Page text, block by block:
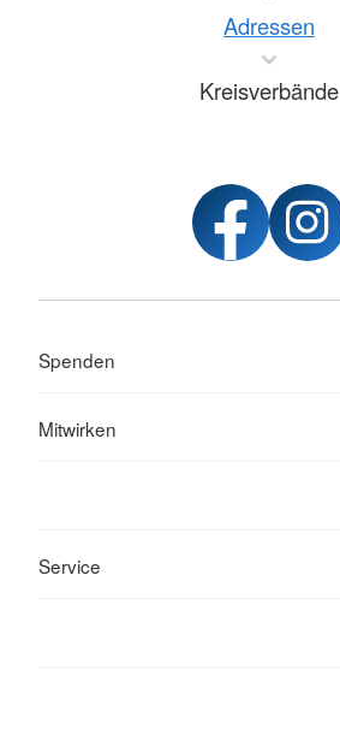
Adressen
Kreisverbände
Spenden
Mitwirken
Service